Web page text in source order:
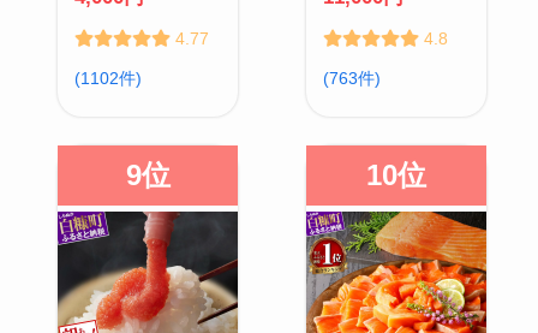
4.77
(1102件)
4.8
(763件)
9位 10位